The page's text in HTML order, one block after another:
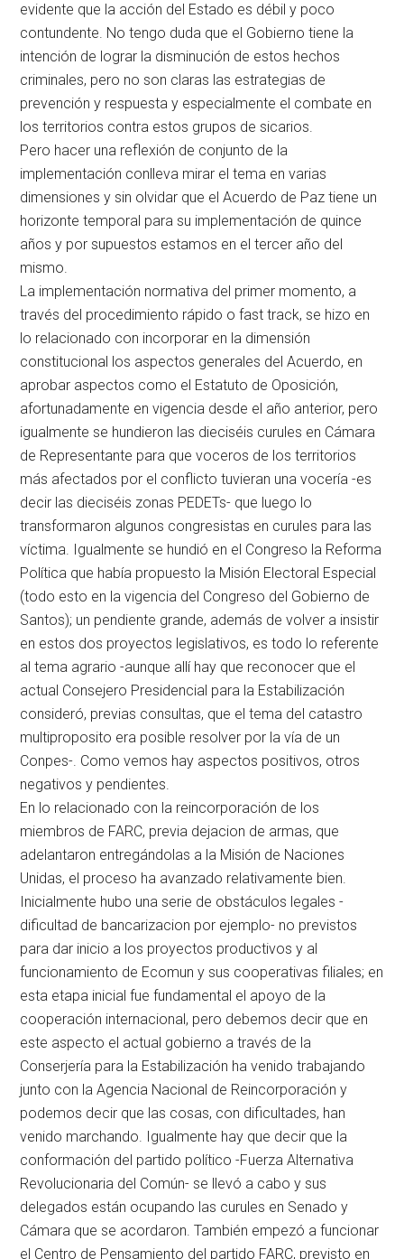
evidente que la acción del Estado es débil y poco
contundente. No tengo duda que el Gobierno tiene la
intención de lograr la disminución de estos hechos
criminales, pero no son claras las estrategias de
prevención y respuesta y especialmente el combate en
los territorios contra estos grupos de sicarios.
Pero hacer una reflexión de conjunto de la
implementación conlleva mirar el tema en varias
dimensiones y sin olvidar que el Acuerdo de Paz tiene un
horizonte temporal para su implementación de quince
años y por supuestos estamos en el tercer año del
mismo.
La implementación normativa del primer momento, a
través del procedimiento rápido o fast track, se hizo en
lo relacionado con incorporar en la dimensión
constitucional los aspectos generales del Acuerdo, en
aprobar aspectos como el Estatuto de Oposición,
afortunadamente en vigencia desde el año anterior, pero
igualmente se hundieron las dieciséis curules en Cámara
de Representante para que voceros de los territorios
más afectados por el conflicto tuvieran una vocería -es
decir las dieciséis zonas PEDETs- que luego lo
transformaron algunos congresistas en curules para las
víctima. Igualmente se hundió en el Congreso la Reforma
Política que había propuesto la Misión Electoral Especial
(todo esto en la vigencia del Congreso del Gobierno de
Santos); un pendiente grande, además de volver a insistir
en estos dos proyectos legislativos, es todo lo referente
al tema agrario -aunque allí hay que reconocer que el
actual Consejero Presidencial para la Estabilización
consideró, previas consultas, que el tema del catastro
multiproposito era posible resolver por la vía de un
Conpes-. Como vemos hay aspectos positivos, otros
negativos y pendientes.
En lo relacionado con la reincorporación de los
miembros de FARC, previa dejacion de armas, que
adelantaron entregándolas a la Misión de Naciones
Unidas, el proceso ha avanzado relativamente bien.
Inicialmente hubo una serie de obstáculos legales -
dificultad de bancarizacion por ejemplo- no previstos
para dar inicio a los proyectos productivos y al
funcionamiento de Ecomun y sus cooperativas filiales; en
esta etapa inicial fue fundamental el apoyo de la
cooperación internacional, pero debemos decir que en
este aspecto el actual gobierno a través de la
Conserjería para la Estabilización ha venido trabajando
junto con la Agencia Nacional de Reincorporación y
podemos decir que las cosas, con dificultades, han
venido marchando. Igualmente hay que decir que la
conformación del partido político -Fuerza Alternativa
Revolucionaria del Común- se llevó a cabo y sus
delegados están ocupando las curules en Senado y
Cámara que se acordaron. También empezó a funcionar
el Centro de Pensamiento del partido FARC, previsto en